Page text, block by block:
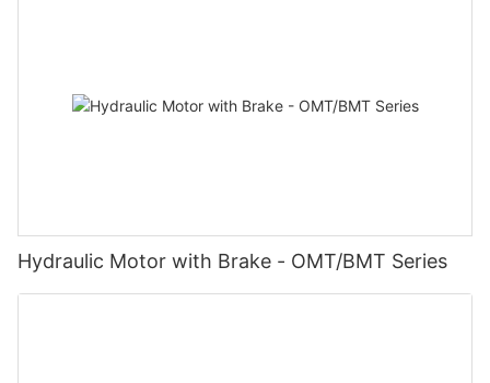
Hydraulic Motor with Brake - OMT/BMT Series